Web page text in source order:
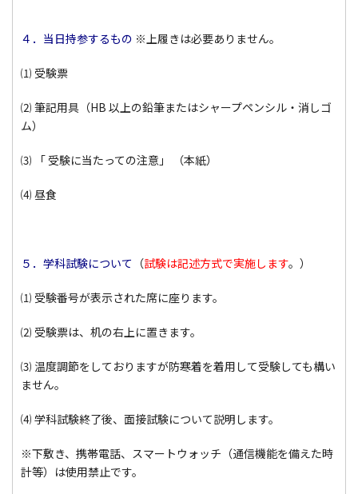
４．当日持参するもの ※上履きは必要ありません。
⑴ 受験票
⑵ 筆記用具（HB 以上の鉛筆またはシャープペンシル・消しゴ
ム）
⑶ 「 受験に当たっての注意」 （本紙）
⑷ 昼食
５．学科試験について （試験は記述方式で実施します。）
⑴ 受験番号が表示された席に座ります。
⑵ 受験票は、机の右上に置きます。
⑶ 温度調節をしておりますが防寒着を着用して受験しても構い
ません。
⑷ 学科試験終了後、面接試験について説明します。
※下敷き、携帯電話、スマートウォッチ（通信機能を備えた時
計等）は使用禁止です。